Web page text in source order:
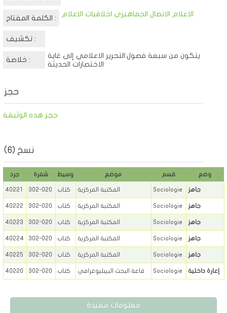
الكلمة المفتاح :
الاعلام الاتصال الجماهيري اخلاقيات الاعلام
تكشيف :
خلاصة :
يتكون من سبعة فصول:التحرير الاعلامي إلى غاية
الاختصارات الحديثة
حجز
حجز هده الوثيقة
نسخ (6)
جرد شفرة وسيط موضع قسم وضع
40221 302-020 كتاب المكتبة المركزية Sociologie جاهز
40222 302-020 كتاب المكتبة المركزية Sociologie جاهز
40223 302-020 كتاب المكتبة المركزية Sociologie جاهز
40224 302-020 كتاب المكتبة المركزية Sociologie جاهز
40225 302-020 كتاب المكتبة المركزية Sociologie جاهز
40220 302-020 كتاب قاعة البحث البيبليوغرافي Sociologie إعارة داخلية
معلومات مفيدة